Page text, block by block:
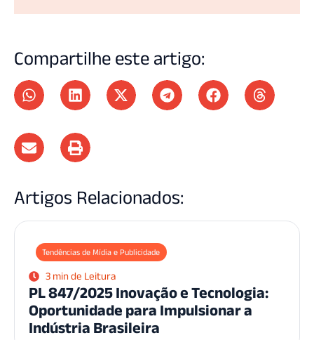
Compartilhe este artigo:
Artigos Relacionados:
Tendências de Mídia e Publicidade
3 min de Leitura
PL 847/2025 Inovação e Tecnologia:
Oportunidade para Impulsionar a
Indústria Brasileira